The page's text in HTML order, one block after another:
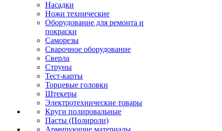
Насадки
Ножи технические
Оборудование для ремонта и
покраски
Саморезы
Сварочное оборудование
Сверла
Струны
Тест-карты
Торцевые головки
Штекеры
Электротехнические товары
Круги полировальные
Пасты (Полироли)
Армирующие материалы